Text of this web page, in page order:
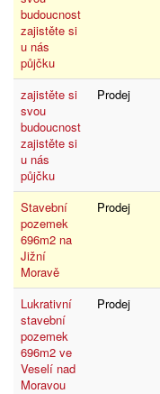
budoucnost
zajistěte si
u nás
půjčku
zajistěte si
svou
budoucnost
zajistěte si
u nás
půjčku
Prodej
Stavební
pozemek
696m2 na
Jižní
Moravě
Prodej
Lukrativní
stavební
pozemek
696m2 ve
Veselí nad
Moravou
Prodej